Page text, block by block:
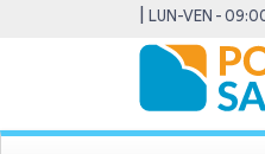
LUN-VEN -